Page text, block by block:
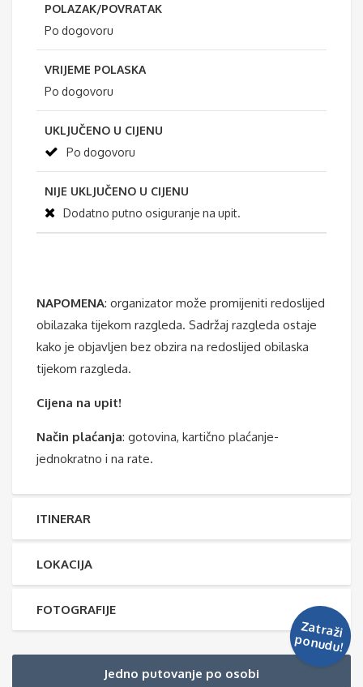
POLAZAK/POVRATAK
Po dogovoru
VRIJEME POLASKA
Po dogovoru
UKLJUČENO U CIJENU
Po dogovoru
NIJE UKLJUČENO U CIJENU
Dodatno putno osiguranje na upit.
NAPOMENA: organizator može promijeniti redoslijed
obilazaka tijekom razgleda. Sadržaj razgleda ostaje
kako je objavljen bez obzira na redoslijed obilaska
tijekom razgleda.
Cijena na upit!
Način plaćanja: gotovina, kartično plaćanje-
jednokratno i na rate.
ITINERAR
LOKACIJA
FOTOGRAFIJE
Jedno putovanje po osobi
Zatraži
ponudu!